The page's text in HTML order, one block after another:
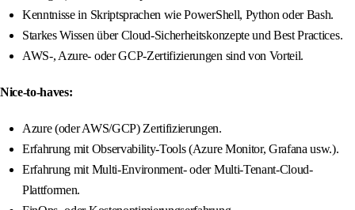
Kenntnisse in Skriptsprachen wie PowerShell, Python oder Bash.
Starkes Wissen über Cloud-Sicherheitskonzepte und Best Practices.
AWS-, Azure- oder GCP-Zertifizierungen sind von Vorteil.
Nice-to-haves:
Azure (oder AWS/GCP) Zertifizierungen.
Erfahrung mit Observability-Tools (Azure Monitor, Grafana usw.).
Erfahrung mit Multi-Environment- oder Multi-Tenant-Cloud-
Plattformen.